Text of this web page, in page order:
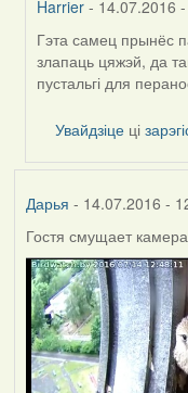
Harrier - 14.07.2016
In
reply
to
VoV
Гэта самец прынёс
злапаць цяжэй, да
пустальгі для
Увайдзіце ці
Дарья - 14.07.2016 -
Гостя смущает